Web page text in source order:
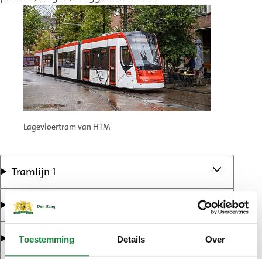
Toestemming Details Over
Lagevloertram van HTM
Tramlijn 1
Tramlijn 6
Tramlijn 12